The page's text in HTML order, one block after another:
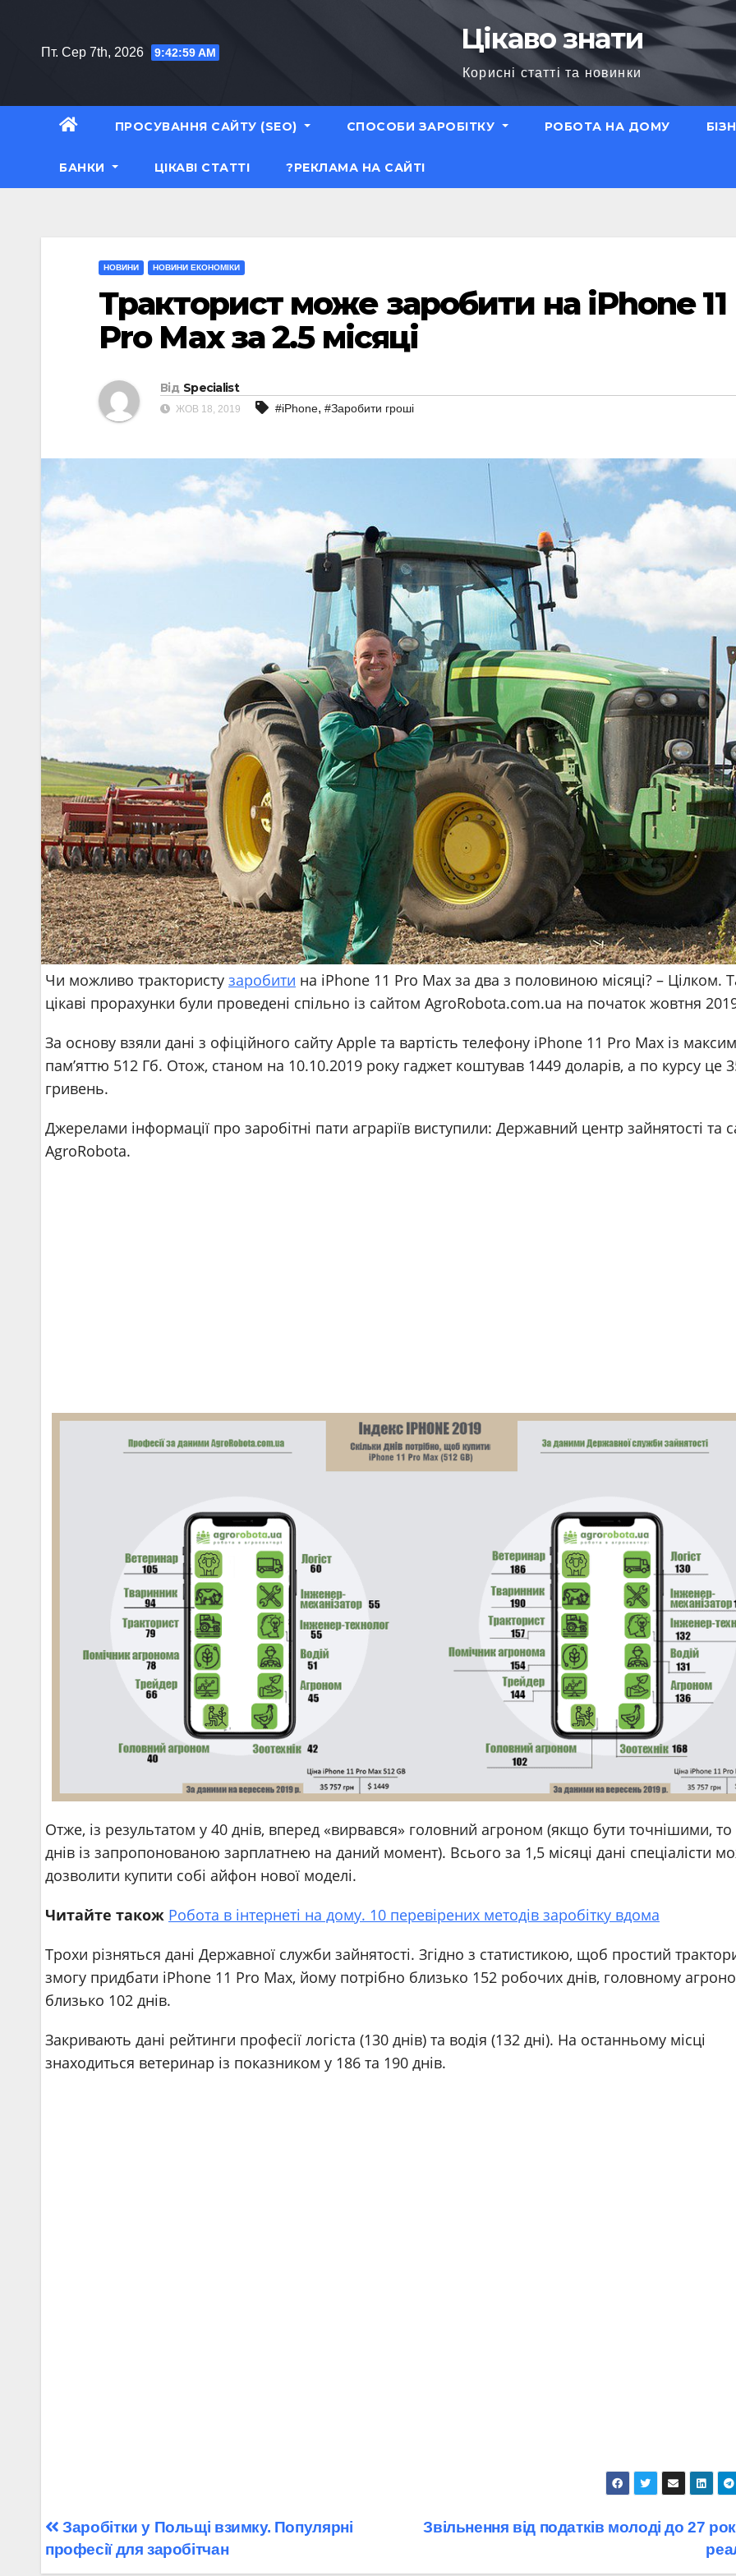
Пт. Сер 7th, 2026 9:43:00 AM Цікаво знати
Корисні статті та новинки
ПРОСУВАННЯ САЙТУ (SEO) СПОСОБИ ЗАРОБІТКУ РОБОТА НА ДОМУ
БАНКИ ЦІКАВІ СТАТТІ ?РЕКЛАМА НА САЙТІ
НОВИНИ НОВИНИ ЕКОНОМІКИ
Тракторист може заробити на iPhone 11
Pro Max за 2.5 місяці
Від Specialist
ЖОВ 18, 2019 #iPhone, #Заробити гроші
Чи можливо трактористу заробити на iPhone 11 Pro Max за два з половиною місяці? – Цілком.
цікаві прорахунки були проведені спільно із сайтом AgroRobota.com.ua на початок жовтня
За основу взяли дані з офіційного сайту Apple та вартість телефону iPhone 11 Pro Max із
пам’яттю 512 Гб. Отож, станом на 10.10.2019 року гаджет коштував 1449 доларів, а по курсу це
гривень.
Джерелами інформації про заробітні пати аграріїв виступили: Державний центр зайнятості та
AgroRobota.
Отже, із результатом у 40 днів, вперед «вирвався» головний агроном (якщо бути точнішими, то
днів із запропонованою зарплатнею на даний момент). Всього за 1,5 місяці дані спеціалісти
дозволити купити собі айфон нової моделі.
Читайте також Робота в інтернеті на дому. 10 перевірених методів заробітку вдома
Трохи різняться дані Державної служби зайнятості. Згідно з статистикою, щоб простий
змогу придбати iPhone 11 Pro Max, йому потрібно близько 152 робочих днів, головному
близько 102 днів.
Закривають дані рейтинги професії логіста (130 днів) та водія (132 дні). На останньому місці
знаходиться ветеринар із показником у 186 та 190 днів.
Навігація
записів
Звільнення від податків молоді до 27
Заробітки у Польщі взимку. Популярні
професії для заробітчан